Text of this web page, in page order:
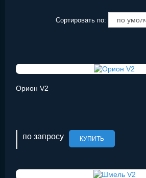
Сортировать по:
Орион V2
по запросу КУПИТЬ